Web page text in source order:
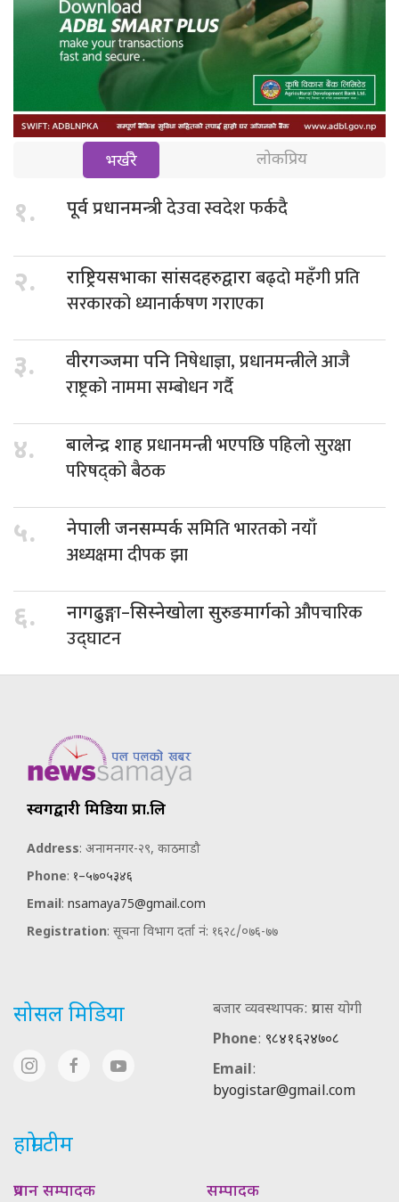
भर्खरै लोकप्रिय
१. पूर्व प्रधानमन्त्रीदेउवा स्वदेश फर्कदै
२. राष्ट्रियसभाका सांसदहरुद्वाराबढ्दो महँगी प्रति
सरकारको ध्यानार्कषण गराएका
३. वीरगञ्जमा पनिनिषेधाज्ञा, प्रधानमन्त्रीले आजै
राष्ट्रको नाममा सम्बोधन गर्दै
४. बालेन्द्र शाहप्रधानमन्त्री भएपछि पहिलो सुरक्षा
परिषद्को बैठक
५. नेपाली जनसम्पर्कसमिति भारतको नयाँ
अध्यक्षमा दीपक झा
६. नागढुङ्गा–सिस्नेखोला सुरुङमार्गकोऔपचारिक
उद्घाटन
स्वर्गद्वारी मिडिया प्रा.लि
Address: अनामनगर-२९, काठमाडौ
Phone: १–५७०५३४६
Email: nsamaya75@gmail.com
Registration: सूचना विभाग दर्ता नं: १६२८/०७६-७७
सोसल मिडिया
बजार व्यवस्थापक: प्रयास योगी
Phone: ९८४१६२४७०८
Email:
byogistar@gmail.com
हाम्रो टीम
प्रधान सम्पादक सम्पादक